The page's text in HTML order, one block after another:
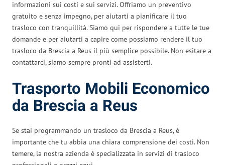
informazioni sui costi e sui servizi. Offriamo un preventivo
gratuito e senza impegno, per aiutarti a pianificare il tuo
trasloco con tranquillità. Siamo qui per rispondere a tutte le tue
domande e per aiutarti a capire come possiamo rendere il tuo
trasloco da Brescia a Reus il più semplice possibile. Non esitare a
contattarci, siamo sempre pronti ad assisterti.
Trasporto Mobili Economico
da Brescia a Reus
Se stai programmando un trasloco da Brescia a Reus, è
importante che tu abbia una chiara comprensione dei costi. Non
temere, la nostra azienda è specializzata in servizi di trasloco